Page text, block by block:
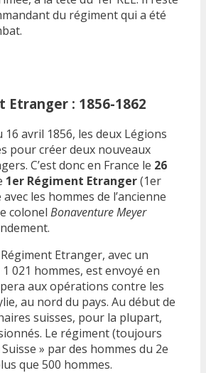
du régiment qui a été
Etranger : 1856-1862
16 avril 1856, les deux Légions
pour créer deux nouveaux
C’est donc en France le 26
1er Régiment Etranger(1er
les hommes de l’ancienne
colonel Bonaventure Meyer
Etranger, avec un
021 hommes, est envoyé en
aux opérations contre les
au nord du pays. Au début de
suisses, pour la plupart,
Le régiment (toujours
» par des hommes du 2e
que 500 hommes.